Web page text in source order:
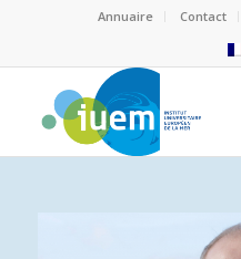
Annuaire Contact